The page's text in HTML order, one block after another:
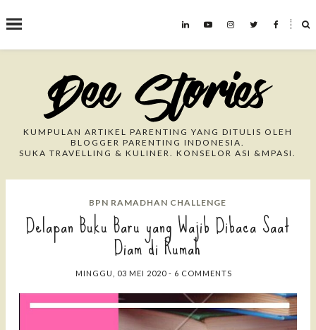
˟
Search This Blog
KUMPULAN ARTIKEL PARENTING YANG DITULIS OLEH
BLOGGER PARENTING INDONESIA.
SUKA TRAVELLING & KULINER. KONSELOR ASI &MPASI.
BPN RAMADHAN CHALLENGE
Delapan Buku Baru yang Wajib Dibaca Saat
Diam di Rumah
MINGGU, 03 MEI 2020- 6 COMMENTS